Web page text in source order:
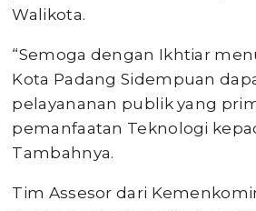
Walikota.
“Semoga dengan Ikhtiar
Kota Padang Sidempuan
pelayananan publik yang
pemanfaatan Teknologi
Tambahnya.
Tim Assesor dari